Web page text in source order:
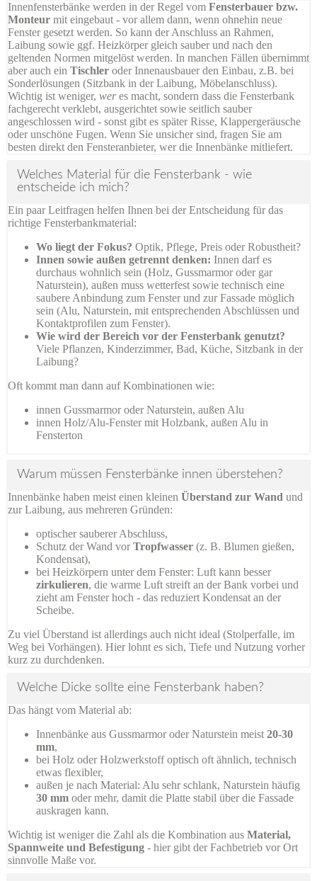
Innenfensterbänke werden in der Regel vom Fensterbauer bzw.
Monteur mit eingebaut - vor allem dann, wenn ohnehin neue
Fenster gesetzt werden. So kann der Anschluss an Rahmen,
Laibung sowie ggf. Heizkörper gleich sauber und nach den
geltenden Normen mitgelöst werden. In manchen Fällen übernimmt
aber auch ein Tischler oder Innenausbauer den Einbau, z.B. bei
Sonderlösungen (Sitzbank in der Laibung, Möbelanschluss).
Wichtig ist weniger, weres macht, sondern dass die Fensterbank
fachgerecht verklebt, ausgerichtet sowie seitlich sauber
angeschlossen wird - sonst gibt es später Risse, Klappergeräusche
oder unschöne Fugen. Wenn Sie unsicher sind, fragen Sie am
besten direkt den Fensteranbieter, wer die Innenbänke mitliefert.
Welches Material für die Fensterbank - wie
entscheide ich mich?
Ein paar Leitfragen helfen Ihnen bei der Entscheidung für das
richtige Fensterbankmaterial:
Wo liegt der Fokus? Optik, Pflege, Preis oder Robustheit?
Innen sowie außen getrennt denken: Innen darf es
durchaus wohnlich sein (Holz, Gussmarmor oder gar
Naturstein), außen muss wetterfest sowie technisch eine
saubere Anbindung zum Fenster und zur Fassade möglich
sein (Alu, Naturstein, mit entsprechenden Abschlüssen und
Kontaktprofilen zum Fenster).
Wie wird der Bereich vor der Fensterbank genutzt?
Viele Pflanzen, Kinderzimmer, Bad, Küche, Sitzbank in der
Laibung?
Oft kommt man dann auf Kombinationen wie:
innen Gussmarmor oder Naturstein, außen Alu
innen Holz/Alu-Fenster mit Holzbank, außen Alu in
Fensterton
Warum müssen Fensterbänke innen überstehen?
Innenbänke haben meist einen kleinen Überstand zur Wand und
zur Laibung, aus mehreren Gründen:
optischer sauberer Abschluss,
Schutz der Wand vorTropfwasser (z. B. Blumen gießen,
Kondensat),
bei Heizkörpern unter dem Fenster: Luft kann besser
zirkulieren, die warme Luft streift an der Bank vorbei und
zieht am Fenster hoch - das reduziert Kondensat an der
Scheibe.
Zu viel Überstand ist allerdings auch nicht ideal (Stolperfalle, im
Weg bei Vorhängen). Hier lohnt es sich, Tiefe und Nutzung vorher
kurz zu durchdenken.
Welche Dicke sollte eine Fensterbank haben?
Das hängt vom Material ab:
Innenbänke aus Gussmarmor oder Naturstein meist20-30
mm,
bei Holz oder Holzwerkstoff optisch oft ähnlich, technisch
etwas flexibler,
außen je nach Material: Alu sehr schlank, Naturstein häufig
30 mm oder mehr, damit die Platte stabil über die Fassade
auskragen kann.
Wichtig ist weniger die Zahl als die Kombination aus Material,
Spannweite und Befestigung - hier gibt der Fachbetrieb vor Ort
sinnvolle Maße vor.